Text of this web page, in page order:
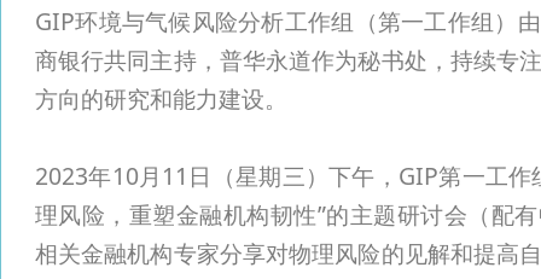
GIP环境与气候风险分析工作组（第一工作组）
商银行共同主持，普华永道作为秘书处，持续专
方向的研究和能力建设。
2023年10月11日（星期三）下午，GIP第一工作
理风险，重塑金融机构韧性”的主题研讨会（配
相关金融机构专家分享对物理风险的见解和提高